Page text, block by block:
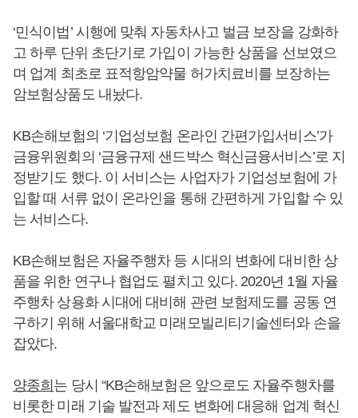
‘민식이법’ 시행에 맞춰 자동차사고 벌금 보장을 강화하
고 하루 단위 초단기로 가입이 가능한 상품을 선보였으
며 업계 최초로 표적항암약물 허가치료비를 보장하는
암보험상품도 내놨다.
KB손해보험의 ‘기업성보험 온라인 간편가입서비스’가
금융위원회의 ‘금융규제 샌드박스 혁신금융서비스’로 지
정받기도 했다. 이 서비스는 사업자가 기업성보험에 가
입할 때 서류 없이 온라인을 통해 간편하게 가입할 수 있
는 서비스다.
KB손해보험은 자율주행차 등 시대의 변화에 대비한 상
품을 위한 연구나 협업도 펼치고 있다. 2020년 1월 자율
주행차 상용화 시대에 대비해 관련 보험제도를 공동 연
구하기 위해 서울대학교 미래모빌리티기술센터와 손을
잡았다.
양종희 는 당시 “KB손해보험은 앞으로도 자율주행차를
비롯한 미래 기술 발전과 제도 변화에 대응해 업계 혁신